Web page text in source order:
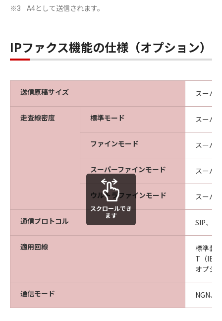
※3 A4として送信されます。
IPファクス機能の仕様（オプション）
送信原稿サイズ スーパ
走査線密度 標準モード スーパ
ファインモード スーパ
スーパーファインモード スーパ
ウルトラファインモード スーパ
通信プロトコル SIP、
適用回線
標準装
T（
オプシ
通信モード NGN、
スクロールでき
ます